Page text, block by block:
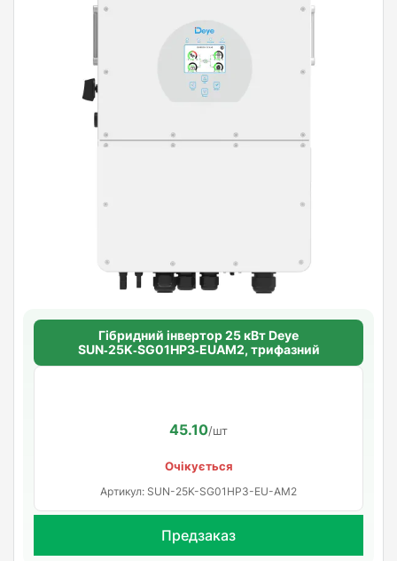
Гібридний інвертор 25 кВт Deye
SUN‑25K‑SG01HP3‑EUAM2, трифазний
45.10/шт
Очікується
Артикул: SUN-25K-SG01HP3-EU-AM2
Предзаказ